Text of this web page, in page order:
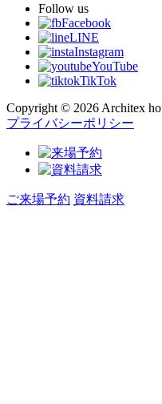
Follow us
Facebook
LINE
Instagram
YouTube
TikTok
Copyright © 2026 Architex
プライバシーポリシー
ご来場予約 資料請求